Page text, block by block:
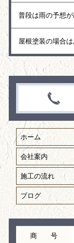
ホーム
会社案内
施工の流れ
ブログ
商 号